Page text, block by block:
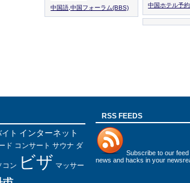
中国語,中国フォーラム(BBS)
中国ホテル予約
ト インターネット
ド コンサート サウナ ダ
コン ビザ マッサー
RSS FEEDS
Subscribe to our feed
news and hacks in your